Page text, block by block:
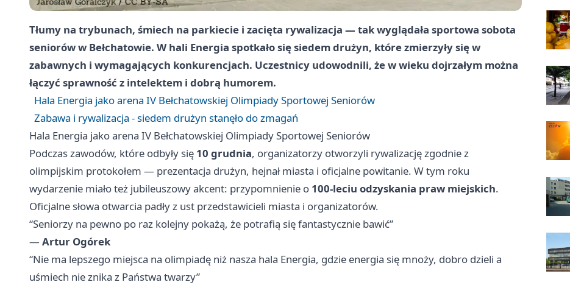
Tłumy na trybunach, śmiech na parkiecie i zacięta rywalizacja — tak wyglądała sportowa sobota
seniorów w Bełchatowie. W hali Energia spotkało się siedem drużyn, które zmierzyły się w
zabawnych i wymagających konkurencjach. Uczestnicy udowodnili, że w wieku dojrzałym można
łączyć sprawność z intelektem i dobrą humorem.
Hala Energia jako arena IV Bełchatowskiej Olimpiady Sportowej Seniorów
Zabawa i rywalizacja - siedem drużyn stanęło do zmagań
Hala Energia jako arena IV Bełchatowskiej Olimpiady Sportowej Seniorów
Podczas zawodów, które odbyły się 10 grudnia, organizatorzy otworzyli rywalizację zgodnie z
olimpijskim protokołem — prezentacja drużyn, hejnał miasta i oficjalne powitanie. W tym roku
wydarzenie miało też jubileuszowy akcent: przypomnienie o 100-leciu odzyskania praw miejskich.
Oficjalne słowa otwarcia padły z ust przedstawicieli miasta i organizatorów.
“Seniorzy na pewno po raz kolejny pokażą, że potrafią się fantastycznie bawić”
— Artur Ogórek
“Nie ma lepszego miejsca na olimpiadę niż nasza hala Energia, gdzie energia się mnoży, dobro dzieli a
uśmiech nie znika z Państwa twarzy”